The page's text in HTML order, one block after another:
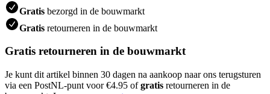
Gratis bezorgd in de bouwmarkt
Gratis retourneren in de bouwmarkt
Gratis retourneren in de bouwmarkt
Je kunt dit artikel binnen 30 dagen na aankoop naar ons terugsturen
via een PostNL-punt voor €4.95 ofgratis retourneren in de